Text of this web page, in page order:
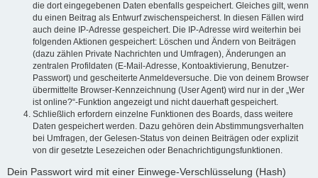
die dort eingegebenen Daten ebenfalls gespeichert. Gleiches gilt, wenn
du einen Beitrag als Entwurf zwischenspeicherst. In diesen Fällen wird
auch deine IP-Adresse gespeichert. Die IP-Adresse wird weiterhin bei
folgenden Aktionen gespeichert: Löschen und Ändern von Beiträgen
(dazu zählen Private Nachrichten und Umfragen), Änderungen an
zentralen Profildaten (E-Mail-Adresse, Kontoaktivierung, Benutzer-
Passwort) und gescheiterte Anmeldeversuche. Die von deinem Browser
übermittelte Browser-Kennzeichnung (User Agent) wird nur in der „Wer
ist online?“-Funktion angezeigt und nicht dauerhaft gespeichert.
Schließlich erfordern einzelne Funktionen des Boards, dass weitere
Daten gespeichert werden. Dazu gehören dein Abstimmungsverhalten
bei Umfragen, der Gelesen-Status von deinen Beiträgen oder explizit
von dir gesetzte Lesezeichen oder Benachrichtigungsfunktionen.
Dein Passwort wird mit einer Einwege-Verschlüsselung (Hash)